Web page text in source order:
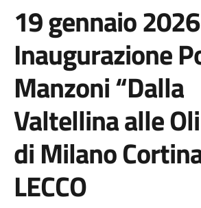
19 gennaio
Inaugurazione
Manzoni “Dalla
Valtellina alle
di Milano
LECCO